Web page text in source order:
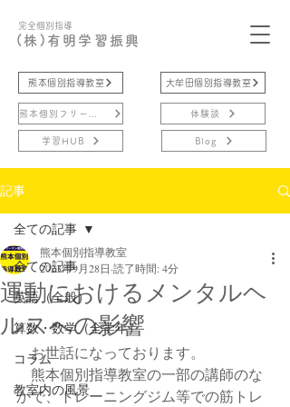
完全個別指導
(株)有明学習振興
熊本個別指導教室
学習HUB
大牟田個別指導教室
体験談
Blog
記事
全ての記事
英語（全般）
算数・数学（全学年）
コラム
教室内の風景
全ての記事
運動におけるメンタルヘ
ルスへの影響
熊本個別指導教室
2023年9月28日 読了時間: 4分
お世話になっております。
熊本個別指導教室の一部の講師のな
かで、トレーニングジム等での筋トレ